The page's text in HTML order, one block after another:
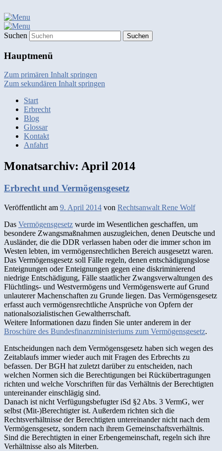
Suchen
Hauptmenü
Zum primären Inhalt springen
Zum sekundären Inhalt springen
Start
Erbrecht
Blog
Glossar
Kontakt
Anfahrt
Monatsarchiv: April 2014
Erbrecht und Vermögensgesetz
Veröffentlicht am 9. April 2014 von Rechtsanwalt Rene Wolf
Das Vermögensgesetz wurde im Wesentlichen geschaffen, um
besondere Zwangsmaßnahmen auszugleichen, denen Deutsche und
Ausländer, die die DDR verlassen haben oder die immer schon im
Westen lebten, im vermögensrechtlichen Bereich ausgesetzt waren.
Das Vermögensgesetz soll Fälle regeln, denen entschädigungslose
Enteignungen oder Enteignungen gegen eine diskriminierend
niedrige Entschädigung, Fälle staatlicher Zwangsverwaltungen des
Flüchtlings- und Westvermögens und Vermögenswerte auf Grund
unlauterer Machenschaften zu Grunde liegen. Das Vermögensgesetz
erfasst auch vermögensrechtliche Ansprüche von Opfern der
nationalsozialistischen Gewaltherrschaft.
Weitere Informationen dazu finden Sie unter anderem in der
Broschüre des Bundesfinanzministeriums zum Vermögensgesetz.
Entscheidungen nach dem Vermögensgesetz haben sich wegen des
Zeitablaufs immer wieder auch mit Fragen des Erbrechts zu
befassen. Der BGH hat zuletzt darüber zu entscheiden, nach
welchen Normen sich die Berechtigungen bei Rückübertragungen
richten und welche Vorschriften für das Verhältnis der Berechtigten
untereinander einschlägig sind.
Danach ist nicht Verfügungsbefugter iSd §2 Abs. 3 VermG, wer
selbst (Mit-)Berechtigter ist. Außerdem richten sich die
Rechtsverhältnisse der Berechtigten untereinander nicht nach dem
Vermögensgesetz, sondern nach ihrem Gemeinschaftsverhältnis.
Sind die Berechtigten in einer Erbengemeinschaft, regeln sich ihre
Verhältnisse also als Miterben.